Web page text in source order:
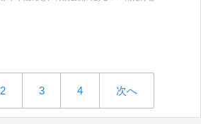
2 3 4 次へ